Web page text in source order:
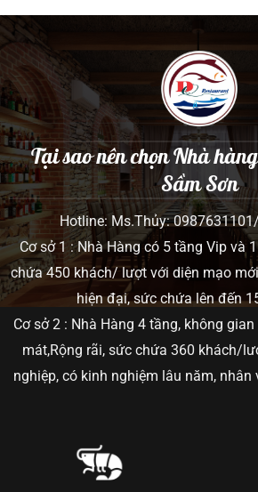
Tại sao nên chọn Nhà
Sầm Sơn
Hotline: Ms.Thủy:
Cơ sở 1 : Nhà Hàng có 5 tầng Vip và
chứa 450 khách/ lượt với diện mạo
hiện đại, sức chứa lên đến
Cơ sở 2 : Nhà Hàng 4 tầng, không
mát,Rộng rãi, sức chứa 360 khách/
nghiệp, có kinh nghiệm lâu năm, nhân